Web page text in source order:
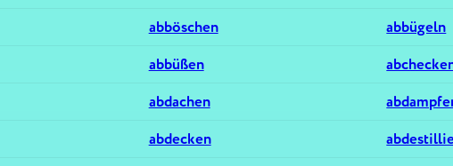
abböschen
abbügeln
abbüßen
abdachen
abdecken